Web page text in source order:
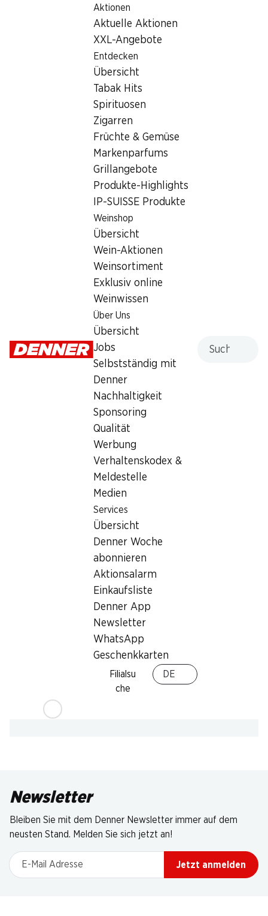
Aktionen
Aktuelle Aktionen
XXL-Angebote
Entdecken
Übersicht
Tabak Hits
Spirituosen
Zigarren
Früchte & Gemüse
Markenparfums
Grillangebote
Produkte-Highlights
IP-SUISSE Produkte
Weinshop
Übersicht
Wein-Aktionen
Weinsortiment
Exklusiv online
Weinwissen
Über Uns
Übersicht
Jobs
Selbstständig mit
Denner
Nachhaltigkeit
Sponsoring
Qualität
Werbung
Verhaltenskodex &
Meldestelle
Medien
Services
Übersicht
Denner Woche
abonnieren
Aktionsalarm
Einkaufsliste
Denner App
Newsletter
WhatsApp
Geschenkkarten
Filialsu
che
DE
Filialsuche
Denner Filiale Eigasse 1, 4614 Hägendorf
4614 Hägendorf
Eigasse 1, 4614 Hägendorf
Öffnungszeiten
Donnerstag 07:30 - 18:30
Besondere Öffnungszeiten
Bargeldbezug mit Post - / M-Card
Newsletter
Bleiben Sie mit dem Denner Newsletter immer auf dem
neusten Stand. Melden Sie sich jetzt an!
E-Mail Adresse
Jetzt anmelden